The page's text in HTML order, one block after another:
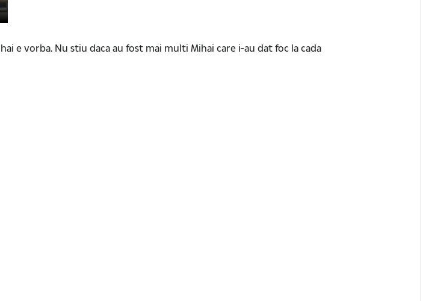
e vorba. Nu stiu daca au fost mai multi Mihai care i-au dat foc la cada